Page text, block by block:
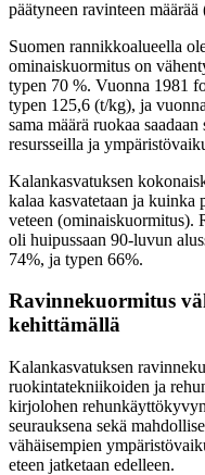
päätyneen ravinteen
Suomen rannikkoalueella
ominaiskuormitus on
typen 70 %. Vuonna 1981
typen 125,6 (t/kg), ja
sama määrä ruokaa
resursseilla ja
Kalankasvatuksen
kalaa kasvatetaan ja
veteen (ominaiskuormitus).
oli huipussaan 90-luvun
74%, ja typen 66%.
Ravinnekuormitus
kehittämällä
Kalankasvatuksen
ruokintatekniikoiden ja
kirjolohen
seurauksena sekä
vähäisempien
eteen jatketaan edelleen.